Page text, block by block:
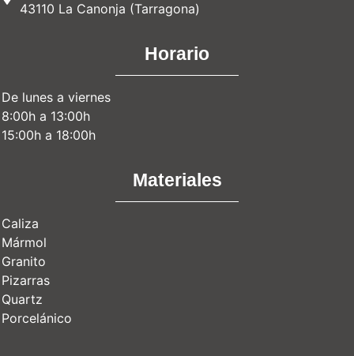
43110 La Canonja (Tarragona)
Horario
De lunes a viernes
8:00h a 13:00h
15:00h a 18:00h
Materiales
Caliza
Mármol
Granito
Pizarras
Quartz
Porcelánico